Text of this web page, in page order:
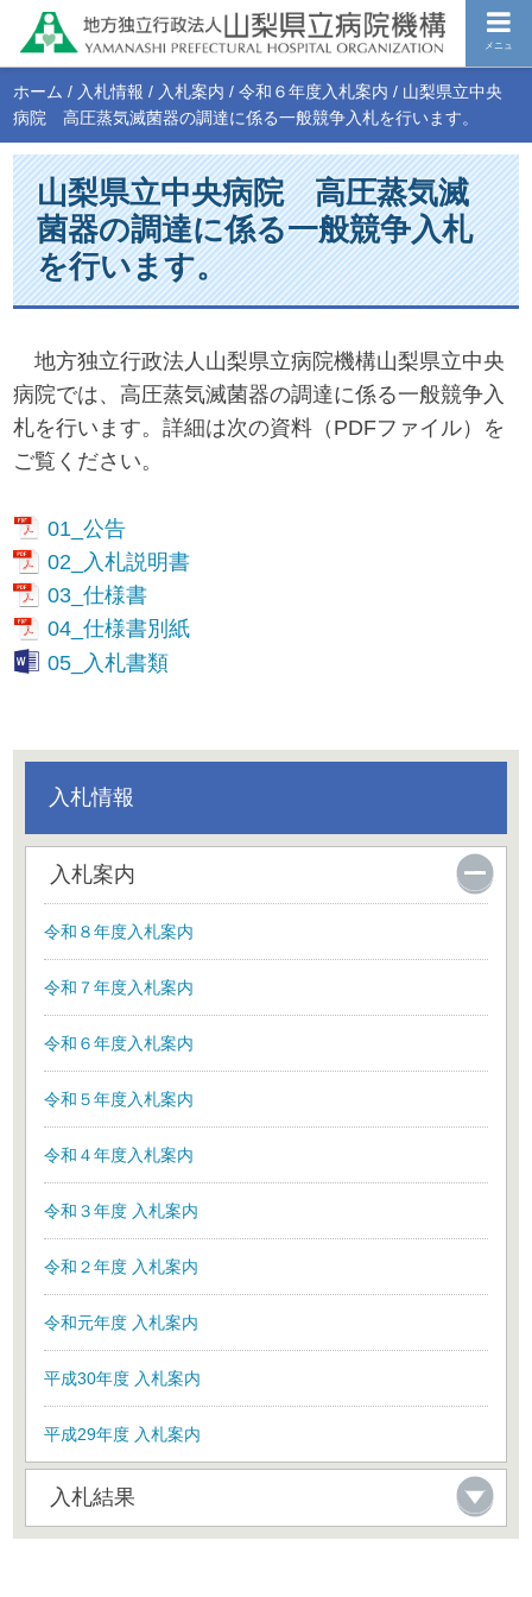
メニュ
ホーム / 入札情報 / 入札案内 /令和６年度入札案内 / 山梨県立中央
病院 高圧蒸気滅菌器の調達に係る一般競争入札を行います。
山梨県立中央病院 高圧蒸気滅
菌器の調達に係る一般競争入札
を行います。
地方独立行政法人山梨県立病院機構山梨県立中央
病院では、高圧蒸気滅菌器の調達に係る一般競争入
札を行います。詳細は次の資料（PDFファイル）を
ご覧ください。
01_公告
02_入札説明書
03_仕様書
04_仕様書別紙
05_入札書類
入札情報
入札案内
令和８年度入札案内
令和７年度入札案内
令和６年度入札案内
令和５年度入札案内
令和４年度入札案内
令和３年度 入札案内
令和２年度 入札案内
令和元年度 入札案内
平成30年度 入札案内
平成29年度 入札案内
入札結果